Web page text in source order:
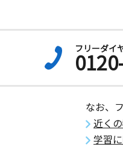
フリーダイ
なお、
近く
学習